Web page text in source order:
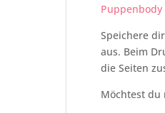
Speichere
aus. Beim
die Seiten
Möchtest du